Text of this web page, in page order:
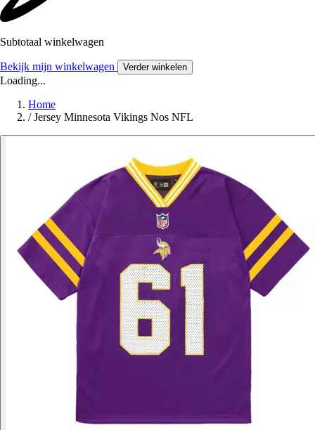
Subtotaal winkelwagen
Bekijk mijn winkelwagen Verder winkelen
Loading...
Home
/ Jersey Minnesota Vikings Nos NFL